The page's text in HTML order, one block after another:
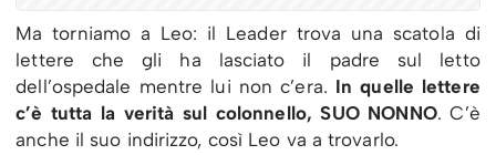
Ma torniamo a Leo: il Leader trova una scatola di
lettere che gli ha lasciato il padre sul letto
dell’ospedale mentre lui non c’era. In quelle lettere
c’è tutta la verità sul colonnello, SUO NONNO. C’è
anche il suo indirizzo, così Leo va a trovarlo.